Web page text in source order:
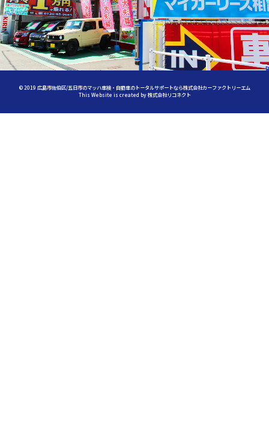
©2019 広島市佐伯区/五日市のマッハ車検・自動車のトータルサポートなら株式会社カーファクトリーエム
This Website is created by株式会社リコネクト